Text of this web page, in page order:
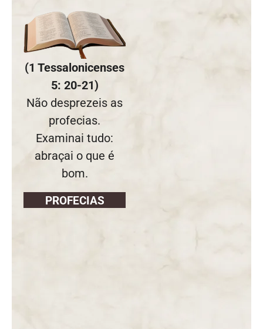
(1 Tessalonicenses
5: 20-21)
Não desprezeis as
profecias.
Examinai tudo:
abraçai o que é
bom.
PROFECIAS